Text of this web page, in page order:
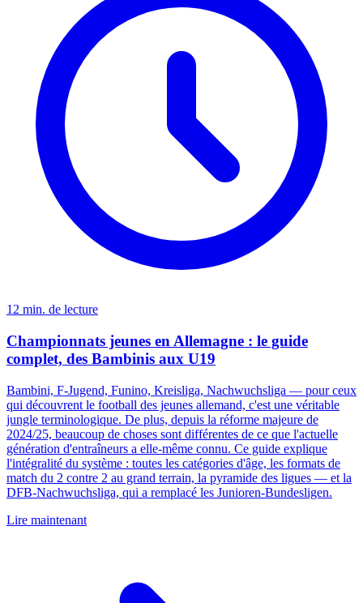
12 min. de lecture
Championnats jeunes en Allemagne : le guide
complet, des Bambinis aux U19
Bambini, F-Jugend, Funino, Kreisliga, Nachwuchsliga — pour ceux
qui découvrent le football des jeunes allemand, c'est une véritable
jungle terminologique. De plus, depuis la réforme majeure de
2024/25, beaucoup de choses sont différentes de ce que l'actuelle
génération d'entraîneurs a elle-même connu. Ce guide explique
l'intégralité du système : toutes les catégories d'âge, les formats de
match du 2 contre 2 au grand terrain, la pyramide des ligues — et la
DFB-Nachwuchsliga, qui a remplacé les Junioren-Bundesligen.
Lire maintenant